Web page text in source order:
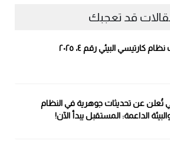
قد تعجبك
كارتيسي البيئي رقم ٤، ٢٠٢٥
تُعلن عن تحديثات جوهرية في النظام
الداعمة: المستقبل يبدأ الآن!